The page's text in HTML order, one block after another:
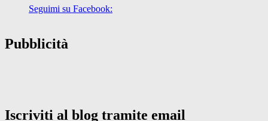
Seguimi su Facebook:
Pubblicità
Iscriviti al blog tramite email